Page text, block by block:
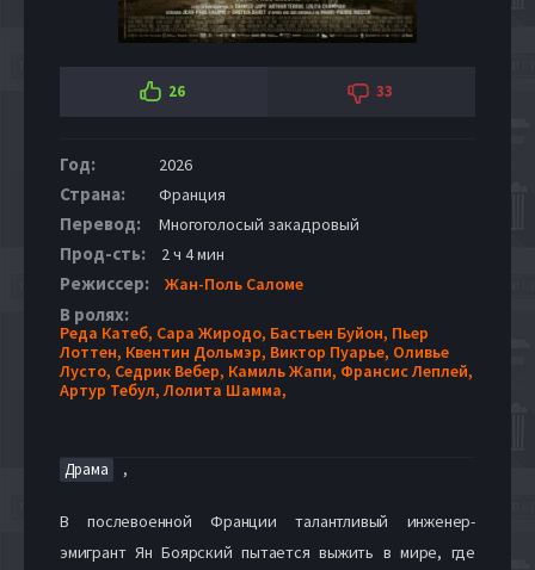
26 33
Год: 2026
Страна: Франция
Перевод: Многоголосый закадровый
Прод-сть: 2 ч 4 мин
Режиссер: Жан-Поль Саломе
В ролях:
Реда Катеб, Сара Жиродо, Бастьен Буйон, Пьер
Лоттен, Квентин Дольмэр, Виктор Пуарье, Оливье
Лусто, Седрик Вебер, Камиль Жапи, Франсис Леплей,
Артур Тебул,Лолита Шамма,
Драма ,
В послевоенной Франции талантливый инженер-
эмигрант Ян Боярский пытается выжить в мире, где